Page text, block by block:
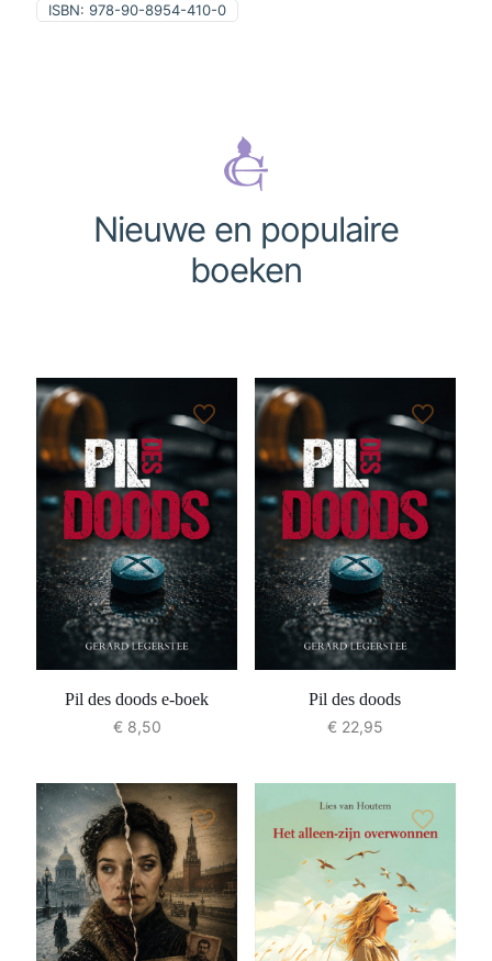
ISBN: 978-90-8954-410-0
Nieuwe en populaire
boeken
Pil des doods e-boek
€8,50
Pil des doods
€22,95